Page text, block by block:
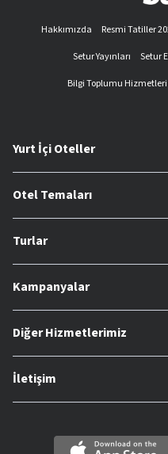
Hakkımızda Resmi Tatiller
Setur Yayınları
Setur
Bilgi Toplumu Hizmetleri
Yurt İçi Oteller
Otel Temaları
Turlar
Kampanyalar
Diğer Hizmetlerimiz
İletişim